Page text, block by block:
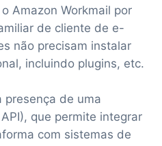
Amazon Workmail por
de cliente de e-
não precisam instalar
incluindo plugins, etc.
presença de uma
que permite integrar
com sistemas de